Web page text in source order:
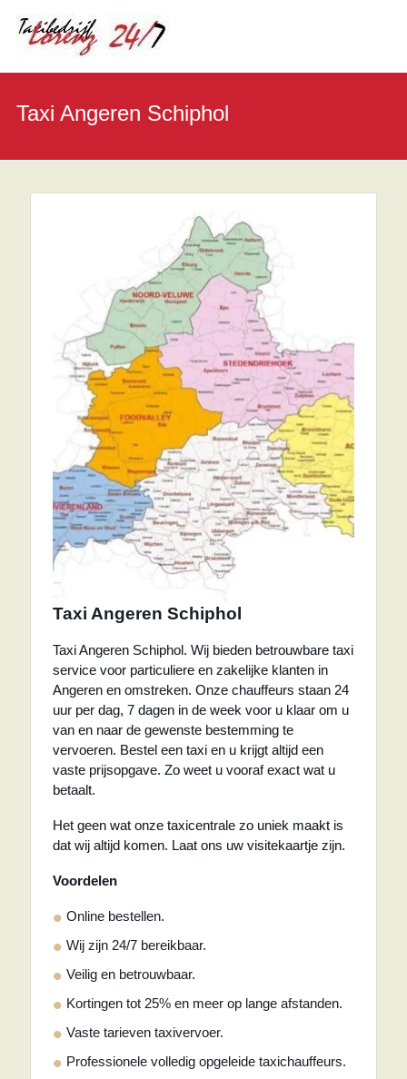
Taxi Angeren Schiphol
Taxi Angeren Schiphol
Taxi Angeren Schiphol. Wij bieden betrouwbare taxi
service voor particuliere en zakelijke klanten in
Angeren en omstreken. Onze chauffeurs staan 24
uur per dag, 7 dagen in de week voor u klaar om u
van en naar de gewenste bestemming te
vervoeren. Bestel een taxi en u krijgt altijd een
vaste prijsopgave. Zo weet u vooraf exact wat u
betaalt.
Het geen wat onze taxicentrale zo uniek maakt is
dat wij altijd komen. Laat ons uw visitekaartje zijn.
Voordelen
Online bestellen.
Wij zijn 24/7 bereikbaar.
Veilig en betrouwbaar.
Kortingen tot 25% en meer op lange afstanden.
Vaste tarieven taxivervoer.
Professionele volledig opgeleide taxichauffeurs.